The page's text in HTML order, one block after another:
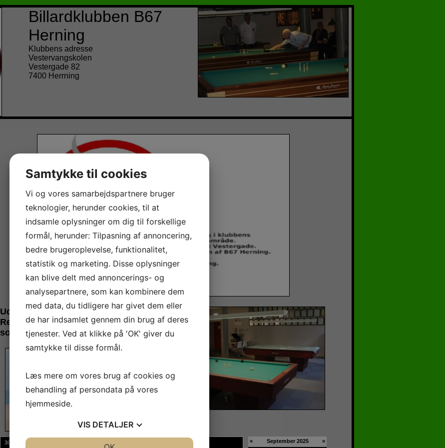
Billardklubben B67
Herning
Klubbens adresse
Vestervangskolen
Vestergade 82
7400 Herrning
Udekampe
Redaktioner ønsker alle en god
sommer
30-09-2025
Samtykke til cookies
Vi og vores samarbejdspartnere bruger
teknologier, herunder cookies, til at
indsamle oplysninger om dig til forskellige
formål, herunder: Tilpasning af annoncering,
bedre brugeroplevelse, funktionalitet,
statistik og marketing. Disse oplysninger
kan blive delt med annoncerings- og
analysepartnere, som kan kombinere dem
med data, du tidligere har givet dem eller
de har indsamlet gennem din brug af deres
tjenester. Ved at klikke på 'OK' giver du
samtykke til disse formål.
Læs mere om vores brug af cookies og
behandling af persondata på vores
hjemmeside.
VIS DETALJER